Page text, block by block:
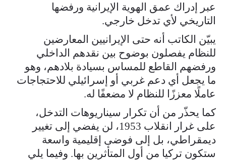
عبر إدراك عمق الهوية الإيرانية ورفضها
التاريخي لأي تدخل خارجي.
يبيّن الكاتب أنه حتى الإيرانيين المعارضين
للنظام يفصلون بوضوح بين نقدهم الداخلي
ورفضهم القاطع للمساس بسيادة بلادهم، وهو
ما يجعل أي دعم غربي أو إسرائيلي للاحتجاجات
عاملًا معززًا للنظام لا مضعفًا له.
كما يحذّر من أن تكرار سيناريوهات التدخل،
على غرار انقلاب 1953، لن يفضي إلى تغيير
ديمقراطي، بل إلى فوضى إقليمية واسعة
ستكون تركيا من أول المتأثرين بها. وفيما يلي